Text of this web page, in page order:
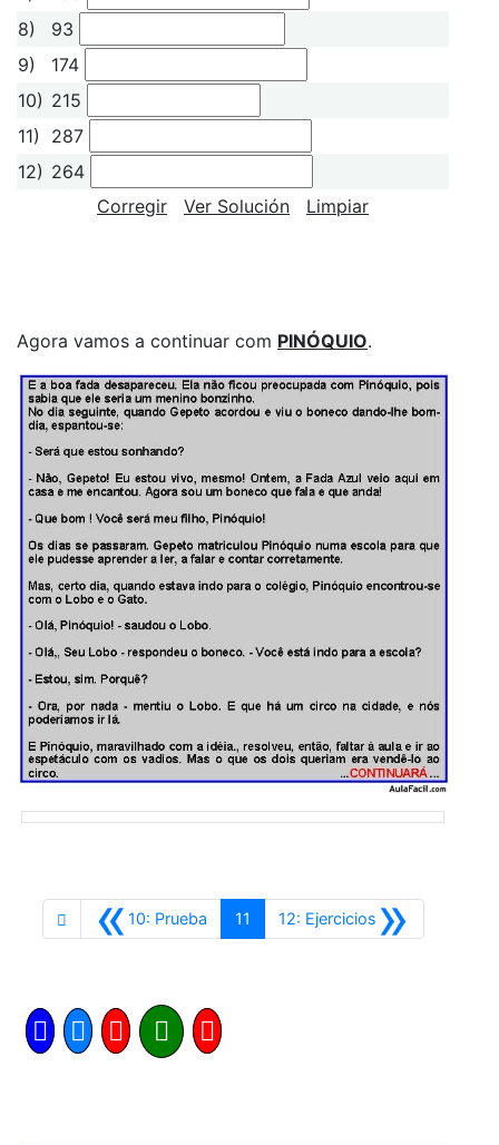
8)
93
9)
174
10) 215
11)
287
12) 264
Corregir
Ver Solución Limpiar
Agora vamos a continuar com PINÓQUIO.
«10: PruebaAnterior
11 »
12: EjerciciosSiguiente